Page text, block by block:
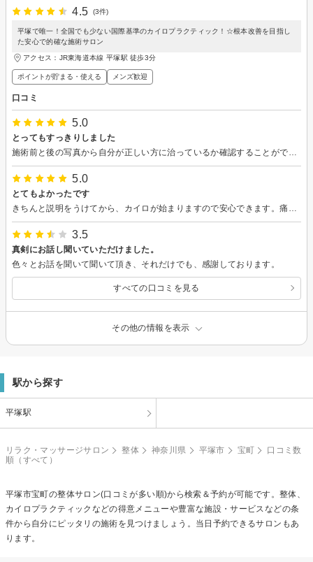
4.5
(3件)
平塚で唯一！全国でも少ない国際基準のカイロプラクティック！☆根本改善を目指し
た安心で的確な施術サロン
アクセス：JR東海道本線 平塚駅 徒歩3分
ポイントが貯まる・使える メンズ歓迎
口コミ
5.0
とってもすっきりしました
5.0
とてもよかったです
3.5
真剣にお話し聞いていただけました。
色々とお話を聞いて聞いて頂き、それだけでも、感謝しております。
すべての口コミを見る
その他の情報を表示
駅から探す
平塚駅
リラク・マッサージサロン 整体 神奈川県 平塚市 宝町
口コミ数
順（すべて）
平塚市宝町の整体サロン(口コミが多い順)から検索＆予約が可能です。整体、
カイロプラクティックなどの得意メニューや豊富な施設・サービスなどの条
件から自分にピッタリの施術を見つけましょう。当日予約できるサロンもあ
ります。